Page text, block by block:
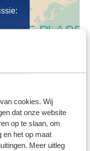
cookies. Wij
dat onze website
op te slaan, om
en het op maat
Meer uitleg
2023